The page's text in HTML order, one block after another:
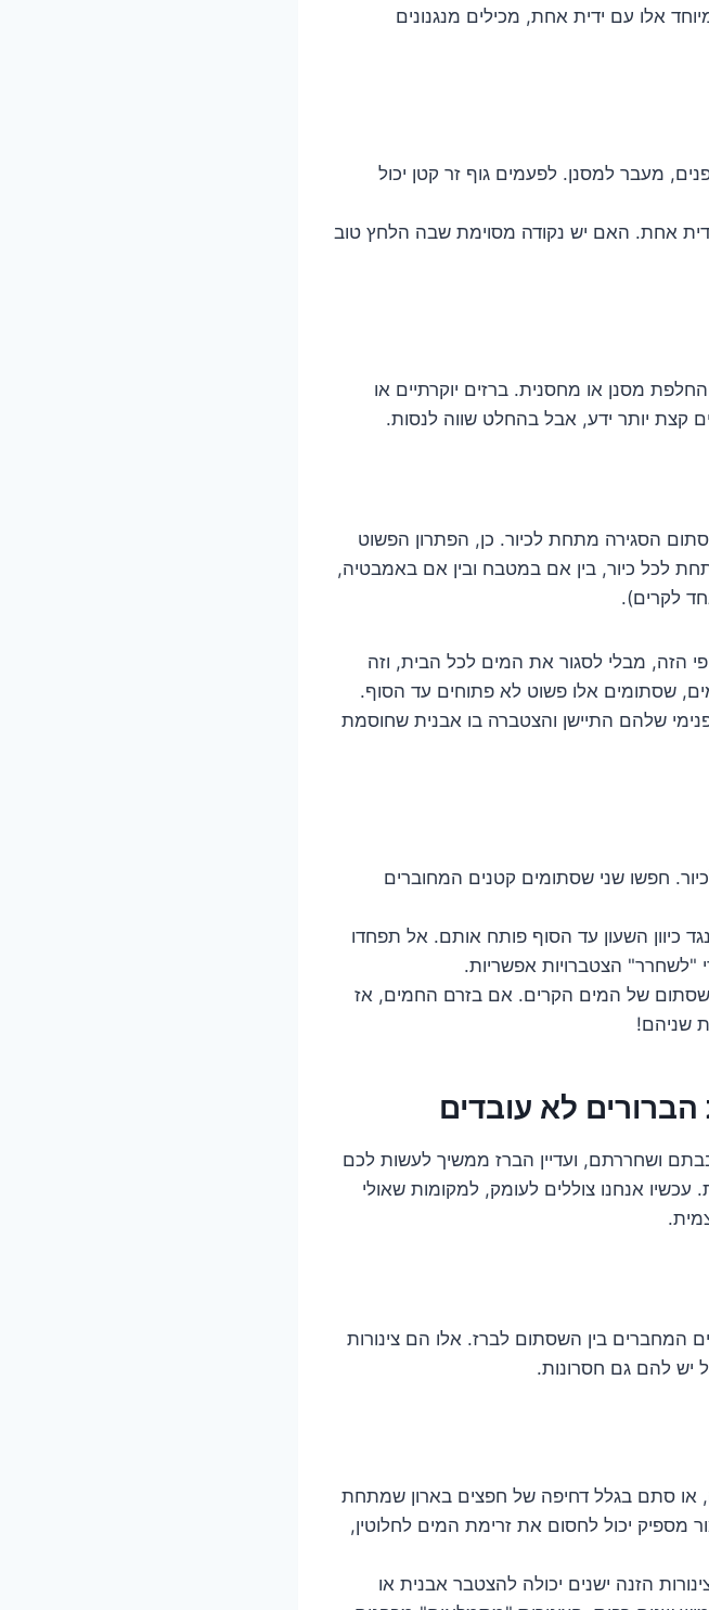
אלו עם ידית אחת, מכילים מנגנונים
מעבר למסנן. לפעמים גוף זר קטן יכול
אחת. האם יש נקודה מסוימת שבה הלחץ טוב
החלפת מסנן או מחסנית. ברזים יוקרתיים או
קצת יותר ידע, אבל בהחלט שווה לנסות.
ביותר: שסתום הסגירה מתחת לכיור. כן, הפתרון הפשוט
לכל כיור, בין אם במטבח ובין אם באמבטיה,
לקרים).
הזה, מבלי לסגור את המים לכל הבית, וזה
שסתומים אלו פשוט לא פתוחים עד הסוף.
שלהם התיישן והצטברה בו אבנית שחוסמת
חפשו שני שסתומים קטנים המחוברים
כיוון השעון עד הסוף פותח אותם. אל תפחדו
"לשחרר" הצטברויות אפשריות.
של המים הקרים. אם בזרם החמים, אז
שניהם!
לא עובדים
ושחררתם, ועדיין הברז ממשיך לעשות לכם
אנחנו צוללים לעומק, למקומות שאולי
המחברים בין השסתום לברז. אלו הם צינורות
יש להם גם חסרונות.
או סתם בגלל דחיפה של חפצים בארון שמתחת
מספיק יכול לחסום את זרימת המים לחלוטין,
הזנה ישנים יכולה להצטבר אבנית או